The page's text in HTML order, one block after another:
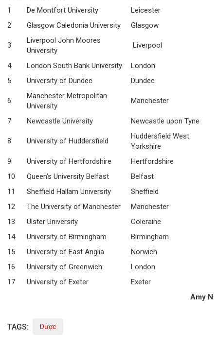
1
De Montfort University
Leicester
2
Glasgow Caledonia University Glasgow
3
Liverpool John Moores
University
Liverpool
4 London South Bank University
London
5
University of Dundee Dundee
6
Manchester Metropolitan
University
Manchester
7 Newcastle University Newcastle upon Tyne
8 University of Huddersfield
Huddersfield West
Yorkshire
9
University of Hertfordshire
Hertfordshire
10
Queen’s University Belfast
Belfast
11
Sheffield Hallam University
Sheffield
12
The University of Manchester
Manchester
13
Ulster University
Coleraine
14
University of Birmingham
Birmingham
15
University of East Anglia
Norwich
16
University of Greenwich
London
17
University of Exeter
Exeter
Amy N
TAGS: Dược